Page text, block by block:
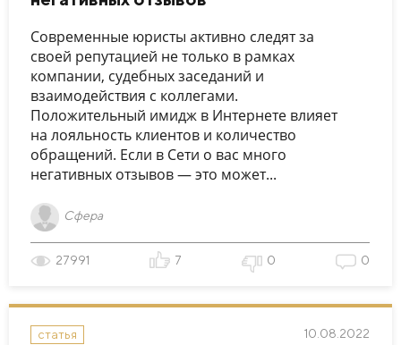
Современные юристы активно следят за
своей репутацией не только в рамках
компании, судебных заседаний и
взаимодействия с коллегами.
Положительный имидж в Интернете влияет
на лояльность клиентов и количество
обращений. Если в Сети о вас много
негативных отзывов — это может...
Сфера
27991 7 0 0
статья 10.08.2022